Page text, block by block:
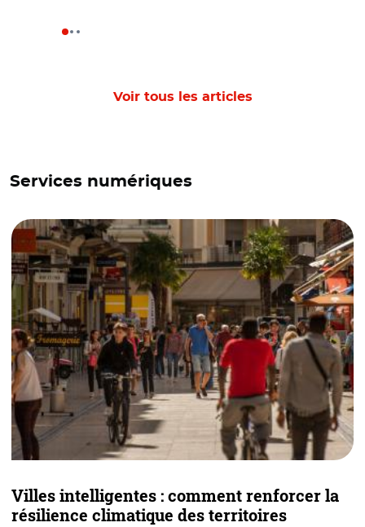
Voir tous les articles
Services numériques
Villes intelligentes : comment renforcer la
résilience climatique des territoires